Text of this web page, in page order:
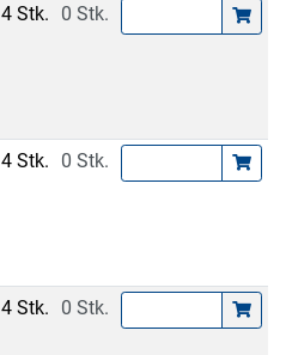
4 Stk. 0 Stk.
4 Stk. 0 Stk.
4 Stk. 0 Stk.